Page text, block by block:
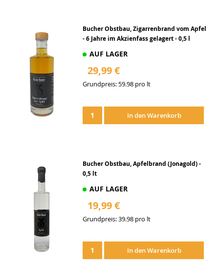
Bucher Obstbau, Zigarrenbrand vom Apfel
- 6 Jahre im Akzienfass gelagert - 0,5 l
AUF LAGER
29,99 €
Grundpreis: 59.98 pro lt
Wunschliste
hinzufügenIn den Warenkorb
Bucher Obstbau, Apfelbrand (Jonagold) -
0,5 lt
AUF LAGER
19,99 €
Grundpreis: 39.98 pro lt
Wunschliste
hinzufügenIn den Warenkorb